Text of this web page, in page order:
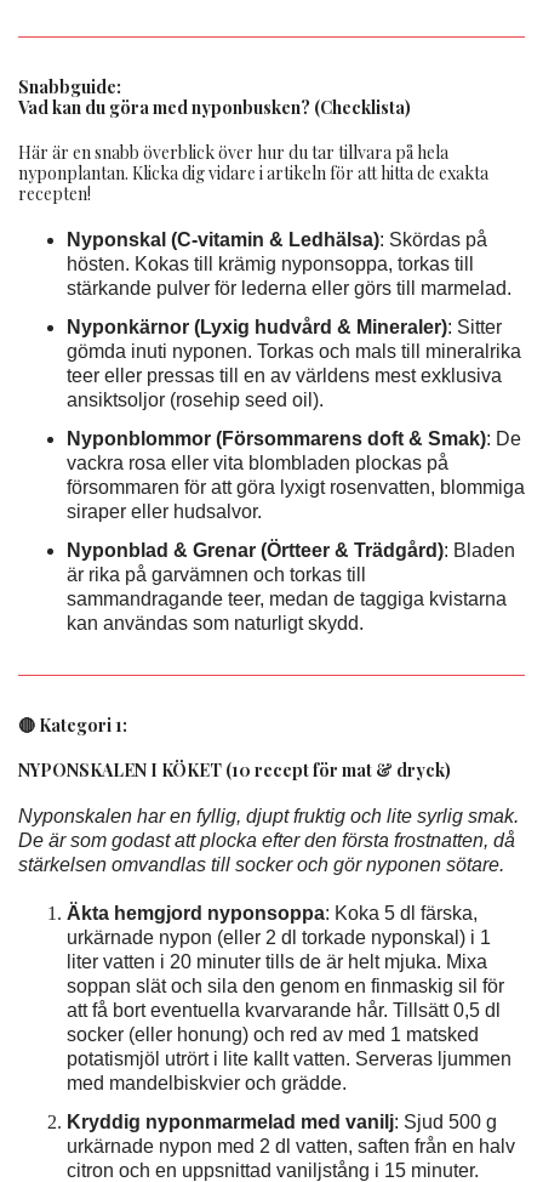
Snabbguide:
Vad kan du göra med nyponbusken? (Checklista)
Här är en snabb överblick över hur du tar tillvara på hela
nyponplantan. Klicka dig vidare i artikeln för att hitta de exakta
recepten!
Nyponskal (C-vitamin & Ledhälsa): Skördas på
hösten. Kokas till krämig nyponsoppa, torkas till
stärkande pulver för lederna eller görs till marmelad.
Nyponkärnor (Lyxig hudvård & Mineraler): Sitter
gömda inuti nyponen. Torkas och mals till mineralrika
teer eller pressas till en av världens mest exklusiva
ansiktsoljor (rosehip seed oil).
Nyponblommor (Försommarens doft & Smak): De
vackra rosa eller vita blombladen plockas på
försommaren för att göra lyxigt rosenvatten, blommiga
siraper eller hudsalvor.
Nyponblad & Grenar (Örtteer & Trädgård): Bladen
är rika på garvämnen och torkas till
sammandragande teer, medan de taggiga kvistarna
kan användas som naturligt skydd.
🔴 Kategori 1:
NYPONSKALEN I KÖKET (10 recept för mat & dryck)
Nyponskalen har en fyllig, djupt fruktig och lite syrlig smak.
De är som godast att plocka efter den första frostnatten, då
stärkelsen omvandlas till socker och gör nyponen sötare.
Äkta hemgjord nyponsoppa: Koka 5 dl färska,
urkärnade nypon (eller 2 dl torkade nyponskal) i 1
liter vatten i 20 minuter tills de är helt mjuka. Mixa
soppan slät och sila den genom en finmaskig sil för
att få bort eventuella kvarvarande hår. Tillsätt 0,5 dl
socker (eller honung) och red av med 1 matsked
potatismjöl utrört i lite kallt vatten. Serveras ljummen
med mandelbiskvier och grädde.
Kryddig nyponmarmelad med vanilj: Sjud 500 g
urkärnade nypon med 2 dl vatten, saften från en halv
citron och en uppsnittad vaniljstång i 15 minuter.